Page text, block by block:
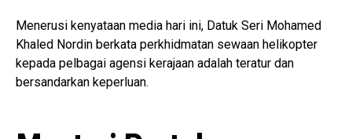
Menerusi kenyataan media hari ini, Datuk Seri Mohamed
Khaled Nordin berkata perkhidmatan sewaan helikopter
kepada pelbagai agensi kerajaan adalah teratur dan
bersandarkan keperluan.